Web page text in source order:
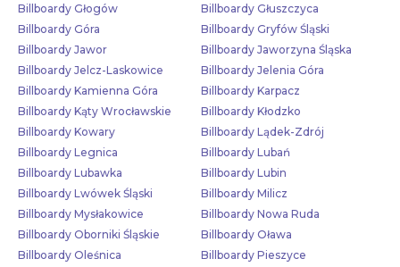
Billboardy Głogów
Billboardy Głuszczyca
Billboardy Góra
Billboardy Gryfów Śląski
Billboardy Jawor
Billboardy Jaworzyna Śląska
Billboardy Jelcz-Laskowice
Billboardy Jelenia Góra
Billboardy Kamienna Góra
Billboardy Karpacz
Billboardy Kąty Wrocławskie
Billboardy Kłodzko
Billboardy Kowary
Billboardy Lądek-Zdrój
Billboardy Legnica
Billboardy Lubań
Billboardy Lubawka
Billboardy Lubin
Billboardy Lwówek Śląski
Billboardy Milicz
Billboardy Mysłakowice
Billboardy Nowa Ruda
Billboardy Oborniki Śląskie
Billboardy Oława
Billboardy Oleśnica
Billboardy Pieszyce